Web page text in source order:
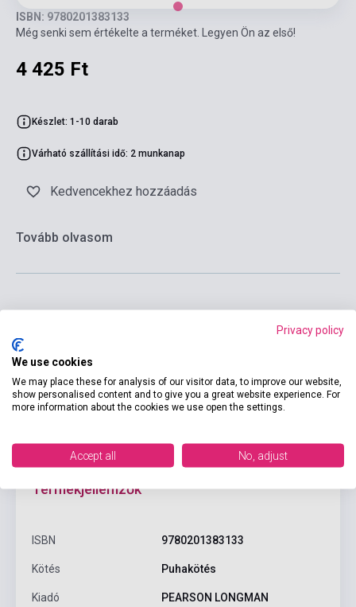
ISBN: 9780201383133
Még senki sem értékelte a terméket. Legyen Ön az első!
4 425 Ft
Készlet: 1-10 darab
Várható szállítási idő: 2 munkanap
Kedvencekhez hozzáadás
Tovább olvasom
Kosárba
Termékjellemzők
ISBN 9780201383133
Kötés Puhakötés
Kiadó PEARSON LONGMAN
Privacy policy
We use cookies
We may place these for analysis of our visitor data, to improve our website,
show personalised content and to give you a great website experience. For
more information about the cookies we use open the settings.
Accept all No, adjust